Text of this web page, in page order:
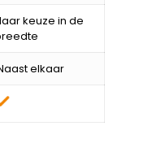
keuze in de
elkaar